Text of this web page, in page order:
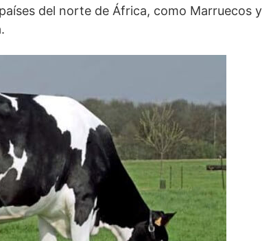
del norte de África, como Marruecos y